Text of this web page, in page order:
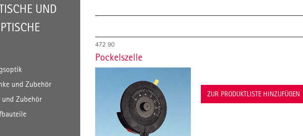
UND
und Zubehör
Zubehör
472 90
Pockelszelle
ZUR PRODUKTLISTE HINZUFÜGEN